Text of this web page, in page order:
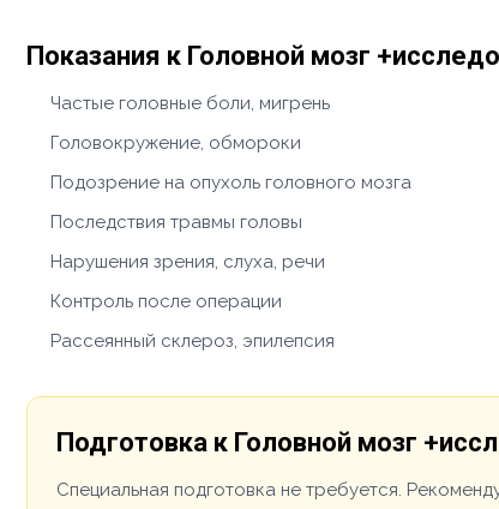
Показания к Головной мозг
Частые головные боли, мигрень
Головокружение, обмороки
Подозрение на опухоль головного мозга
Последствия травмы головы
Нарушения зрения, слуха, речи
Контроль после операции
Рассеянный склероз, эпилепсия
Подготовка к Головной мозг
Специальная подготовка не требуется.